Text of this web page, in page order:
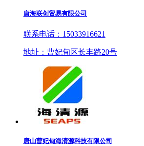
唐海联创贸易有限公司
联系电话：15033916621
地址：曹妃甸区长丰路20号
唐山曹妃甸海清源科技有限公司